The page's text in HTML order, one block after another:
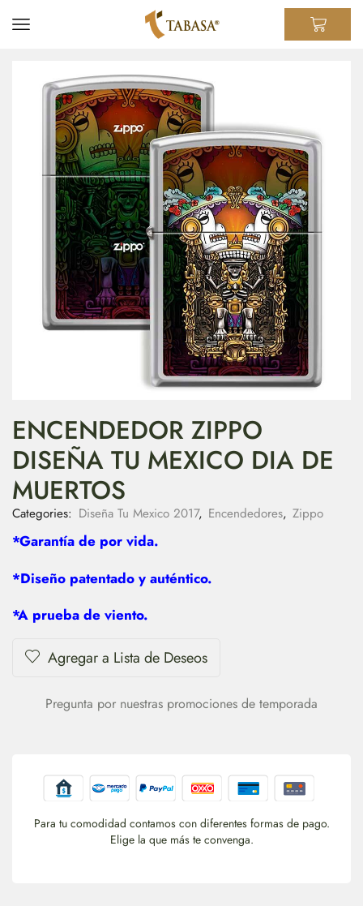
ENCENDEDOR ZIPPO
DISEÑA TU MEXICO DIA DE
MUERTOS
Categories: Diseña Tu Mexico 2017, Encendedores, Zippo
*Garantía de por vida.
*Diseño patentado y auténtico.
*A prueba de viento.
Agregar a Lista de Deseos
Pregunta por nuestras promociones de temporada
Para tu comodidad contamos con diferentes formas de pago.
Elige la que más te convenga.